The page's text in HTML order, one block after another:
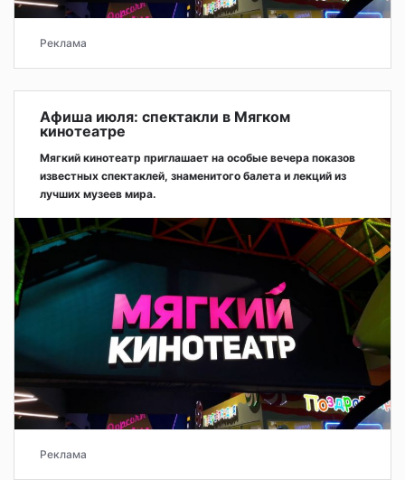
Реклама
Афиша июля: спектакли в Мягком
кинотеатре
Мягкий кинотеатр приглашает на особые вечера показов
известных спектаклей, знаменитого балета и лекций из
лучших музеев мира.
Реклама